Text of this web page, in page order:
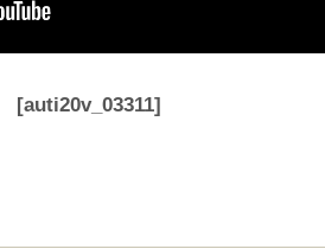
[auti20v_03311]